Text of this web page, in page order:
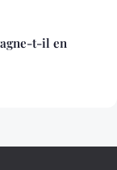
t-il en